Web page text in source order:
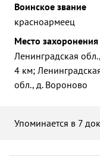
Воинское звание
красноармеец
Место захоронения
Ленинградская
4 км;
обл., д. Вороново
Упоминается в 7